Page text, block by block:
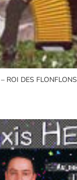
ROI DES FLONFLONS